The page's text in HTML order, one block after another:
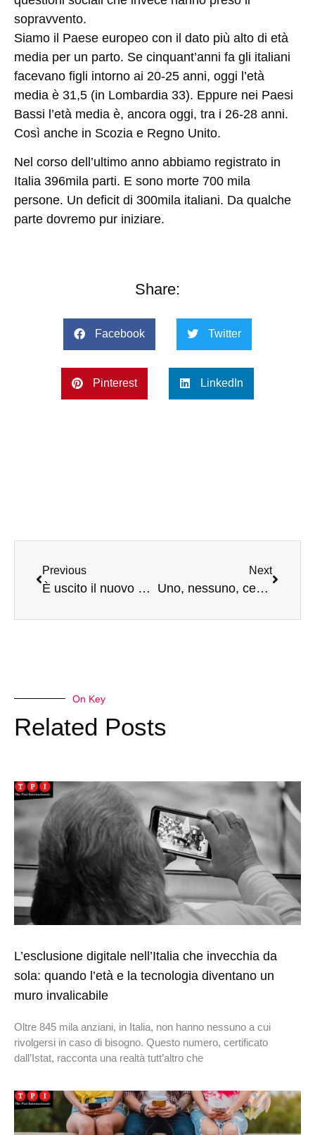
sopravvento.
Siamo il Paese europeo con il dato più alto di età
media per un parto. Se cinquant’anni fa gli italiani
facevano figli intorno ai 20-25 anni, oggi l’età
media è 31,5 (in Lombardia 33). Eppure nei Paesi
Bassi l’età media è, ancora oggi, tra i 26-28 anni.
Così anche in Scozia e Regno Unito.
Nel corso dell’ultimo anno abbiamo registrato in
Italia 396mila parti. E sono morte 700 mila
persone. Un deficit di 300mila italiani. Da qualche
parte dovremo pur iniziare.
Share:
Facebook Twitter
Pinterest LinkedIn
Previous
È uscito il nuovo numero del settimanale di The Post Internazionale. Da oggi potete acquistare la copia digitale
Next
Uno, nessuno, centomila Cingolani: ritratto di un trasformista
On Key
Related Posts
L’esclusione digitale nell’Italia che invecchia da
sola: quando l’età e la tecnologia diventano un
muro invalicabile
Oltre 845 mila anziani, in Italia, non hanno nessuno a cui
rivolgersi in caso di bisogno. Questo numero, certificato
dall’Istat, racconta una realtà tutt’altro che